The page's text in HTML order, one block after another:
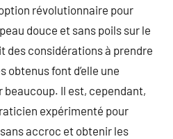
révolutionnaire pour
douce et sans poils sur le
des considérations à prendre
obtenus font d’elle une
Il est, cependant,
expérimenté pour
accroc et obtenir les